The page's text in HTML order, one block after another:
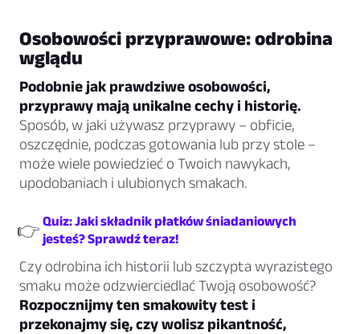
Osobowości przyprawowe: odrobina
wglądu
Podobnie jak prawdziwe osobowości,
przyprawy mają unikalne cechy i historię.
Sposób, w jaki używasz przyprawy – obficie,
oszczędnie, podczas gotowania lub przy stole –
może wiele powiedzieć o Twoich nawykach,
upodobaniach i ulubionych smakach.
👉 Quiz: Jaki składnik płatków śniadaniowych
jesteś? Sprawdź teraz!
Czy odrobina ich historii lub szczypta wyrazistego
smaku może odzwierciedlać Twoją osobowość?
Rozpocznijmy ten smakowity test i
przekonajmy się, czy wolisz pikantność,